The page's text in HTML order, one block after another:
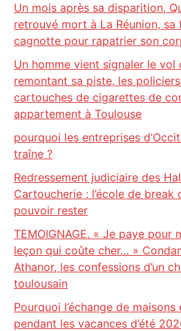
Un mois après sa disparition,
retrouvé mort à La Réunion, sa
cagnotte pour rapatrier son
Un homme vient signaler le vol
remontant sa piste, les
cartouches de cigarettes de
appartement à Toulouse
pourquoi les entreprises
traîne ?
Redressement judiciaire des
Cartoucherie : l’école de break
pouvoir rester
TEMOIGNAGE. « Je paye pour
leçon qui coûte cher… »
Athanor, les confessions d’un
toulousain
Pourquoi l’échange de
pendant les vacances d’été